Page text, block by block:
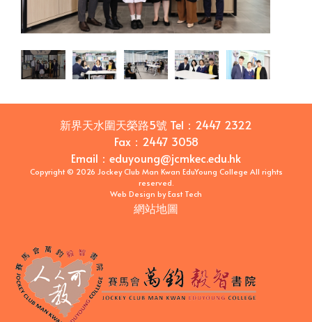
新界天水圍天榮路5號 Tel： 2447 2322
Fax： 2447 3058
Email ： eduyoung@jcmkec.edu.hk
Copyright © 2026 Jockey Club Man Kwan EduYoung College All rights
reserved.
Web Design byEast Tech
網站地圖